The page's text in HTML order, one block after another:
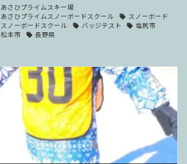
あさひプライムスキー場
あさひプライムスノーボードスクール
スノーボード
スノーボードスクール
バッジテスト
塩尻市
松本市
長野県